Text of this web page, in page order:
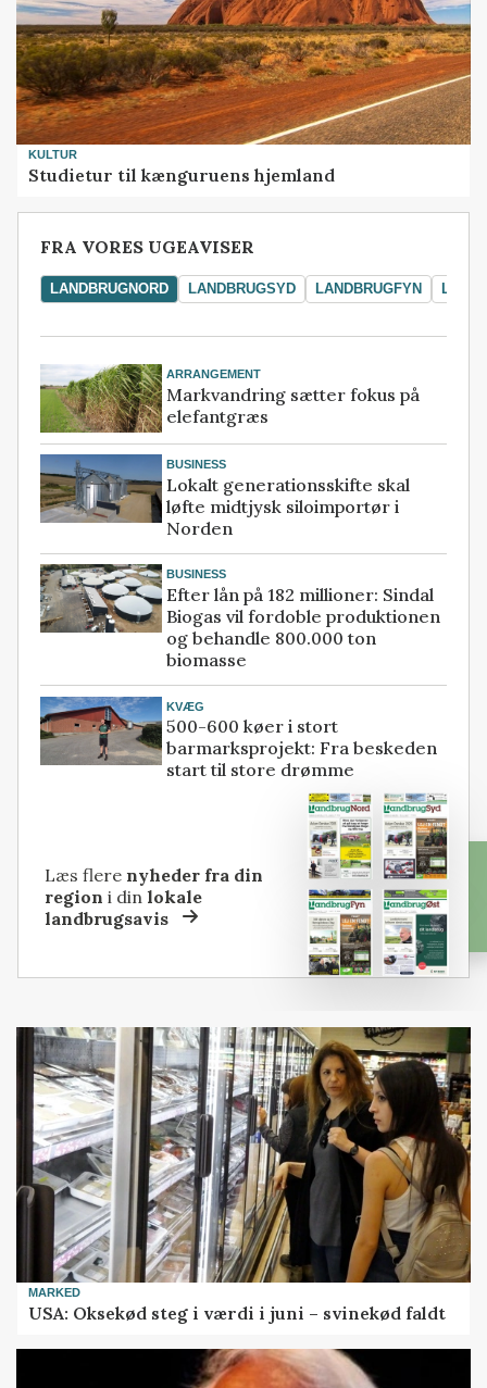
KULTUR
Studietur til kænguruens hjemland
FRA VORES UGEAVISER
LANDBRUGNORD LANDBRUGSYD LANDBRUGFYN
ARRANGEMENT
Markvandring sætter fokus på
elefantgræs
BUSINESS
Lokalt generationsskifte skal
løfte midtjysk siloimportør i
Norden
BUSINESS
Efter lån på 182 millioner: Sindal
Biogas vil fordoble produktionen
og behandle 800.000 ton
biomasse
KVÆG
500-600 køer i stort
barmarksprojekt: Fra beskeden
start til store drømme
Læs flere nyheder fra din
region i dinlokale
landbrugsavis
MARKED
USA: Oksekød steg i værdi i juni – svinekød faldt